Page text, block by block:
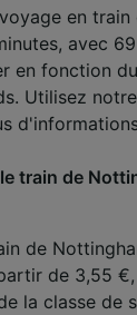
en
avec
en fonction
Utilisez notre
train de
de
de 3,55
la classe de